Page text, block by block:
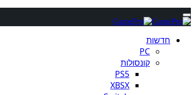
חדשות
PC
קונסולות
PS5
XBSX